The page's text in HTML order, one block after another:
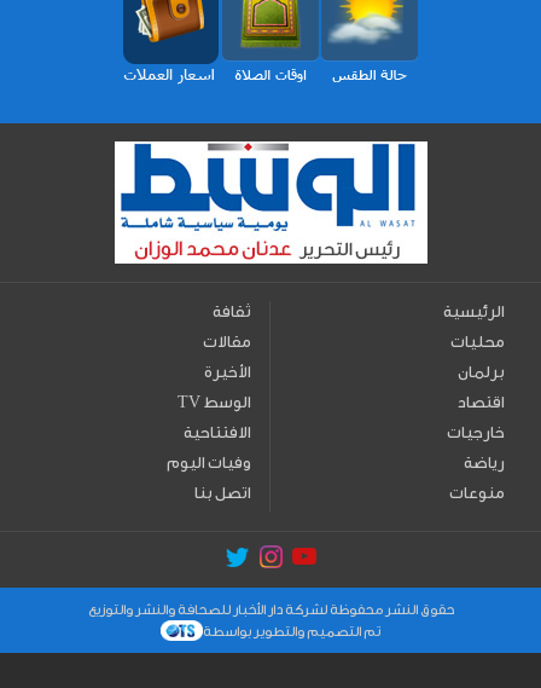
الرئيسية
محليات
برلمان
اقتصاد
خارجيات
رياضة
منوعات
ثقافة
مقالات
الأخيرة
TV الوسط
الافتتاحية
وفيات اليوم
اتصل بنا
حقوق النشر محفوظة لشركة دار الأخبار للصحافة والنشر والتوزيع
تم التصميم والتطوير بواسطة